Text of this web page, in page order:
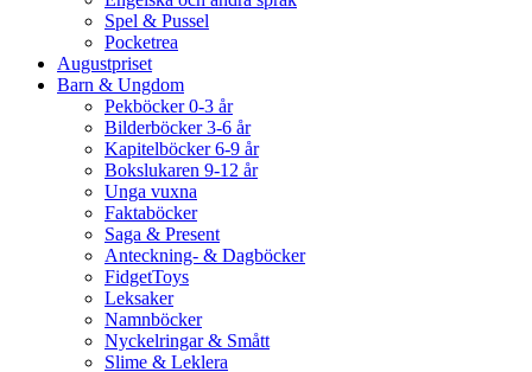
Spel & Pussel
Pocketrea
Augustpriset
Barn & Ungdom
Pekböcker 0-3 år
Bilderböcker 3-6 år
Kapitelböcker 6-9 år
Bokslukaren 9-12 år
Unga vuxna
Faktaböcker
Saga & Present
Anteckning- & Dagböcker
FidgetToys
Leksaker
Namnböcker
Nyckelringar & Smått
Slime & Leklera